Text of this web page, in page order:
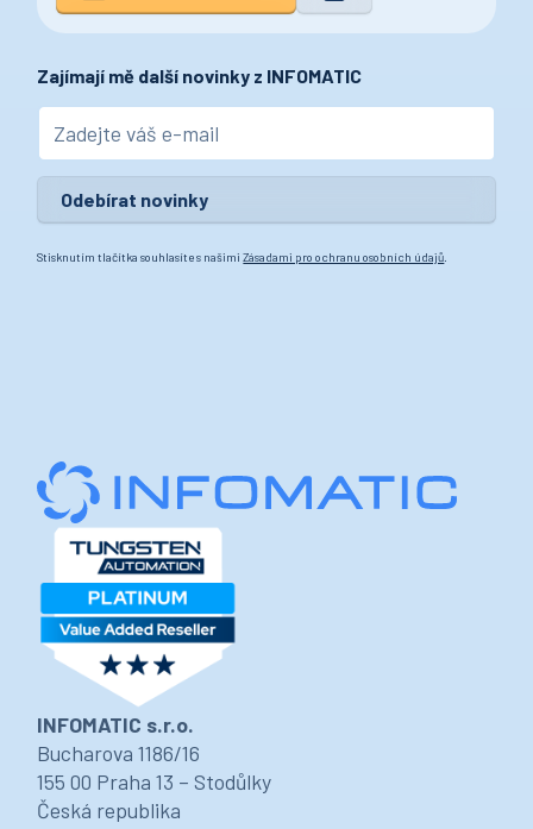
Zajímají mě další novinky z INFOMATIC
Stisknutím tlačítka souhlasíte s našimiZásadami pro ochranu osobních údajů
INFOMATIC s.r.o.
Bucharova 1186/16
155 00 Praha 13 – Stodůlky
Česká republika